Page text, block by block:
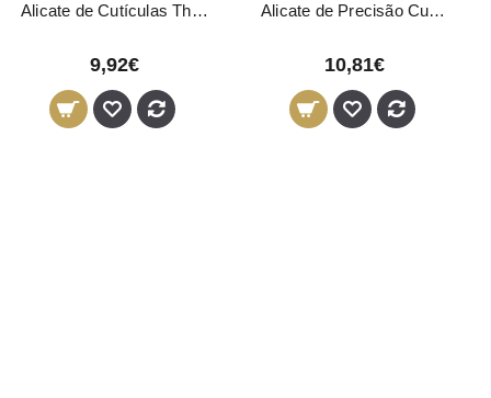
Alicate de Cutículas Thuya
9,92€
Alicate de Precisão Cutículas Thuya
10,81€